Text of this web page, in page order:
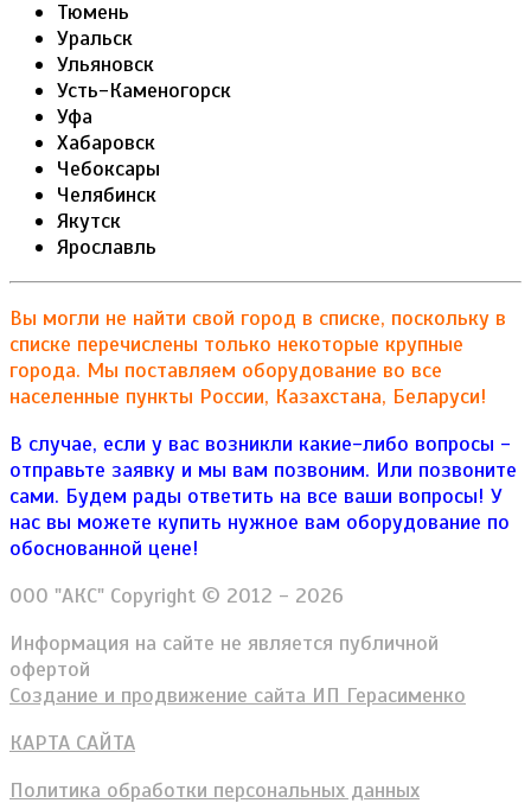
Тюмень
Уральск
Ульяновск
Усть-Каменогорск
Уфа
Хабаровск
Чебоксары
Челябинск
Якутск
Ярославль
Вы могли не найти свой город в списке, поскольку в
списке перечислены только некоторые крупные
города. Мы поставляем оборудование во все
населенные пункты России, Казахстана, Беларуси!
В случае, если у вас возникли какие-либо вопросы -
отправьте заявку и мы вам позвоним. Или позвоните
сами. Будем рады ответить на все ваши вопросы! У
нас вы можете купить нужное вам оборудование по
обоснованной цене!
ООО "АКС" Copyright © 2012 - 2026
Информация на сайте не является публичной
офертой
Создание и продвижение сайта ИП Герасименко
КАРТА САЙТА
Политика обработки персональных данных